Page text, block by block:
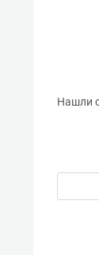
Нашли